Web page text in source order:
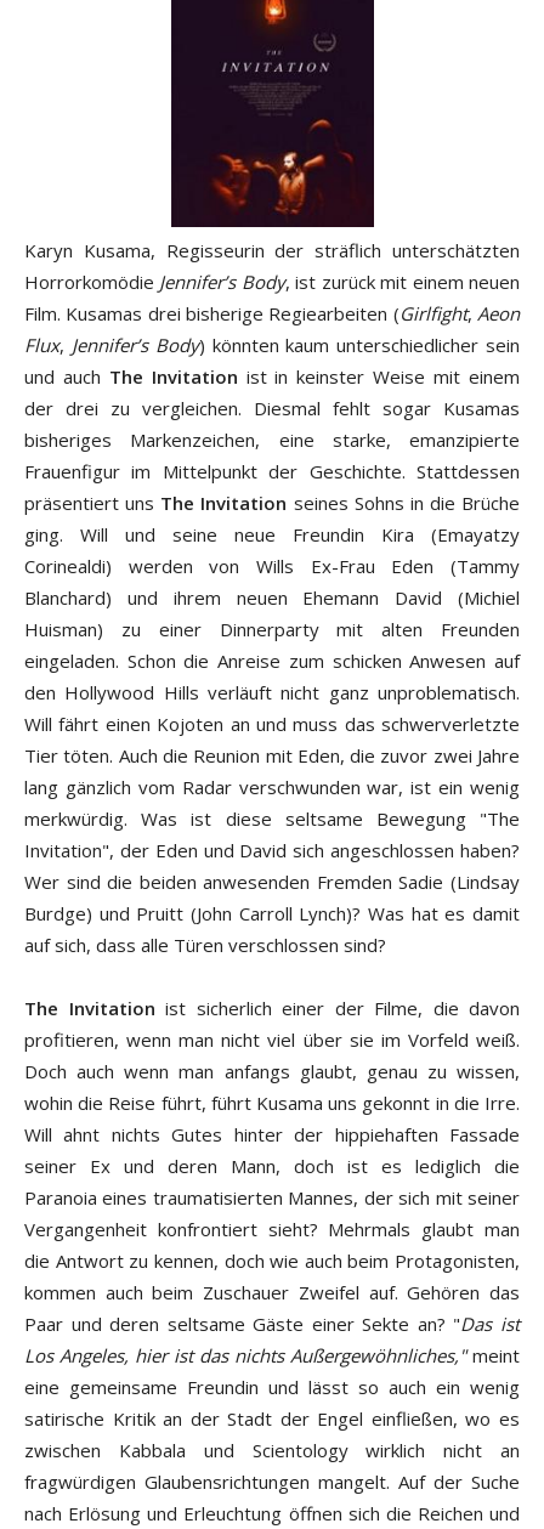
Karyn Kusama, Regisseurin der sträflich unterschätzten
Horrorkomödie Jennifer’s Body, ist zurück mit einem neuen
Film. Kusamas drei bisherige Regiearbeiten (Girlfight, Aeon
Flux, Jennifer’s Body) könnten kaum unterschiedlicher sein
und auch The Invitation ist in keinster Weise mit einem
der drei zu vergleichen. Diesmal fehlt sogar Kusamas
bisheriges Markenzeichen, eine starke, emanzipierte
Frauenfigur im Mittelpunkt der Geschichte. Stattdessen
präsentiert uns The Invitation seines Sohns in die Brüche
ging. Will und seine neue Freundin Kira (Emayatzy
Corinealdi) werden von Wills Ex-Frau Eden (Tammy
Blanchard) und ihrem neuen Ehemann David (Michiel
Huisman) zu einer Dinnerparty mit alten Freunden
eingeladen. Schon die Anreise zum schicken Anwesen auf
den Hollywood Hills verläuft nicht ganz unproblematisch.
Will fährt einen Kojoten an und muss das schwerverletzte
Tier töten. Auch die Reunion mit Eden, die zuvor zwei Jahre
lang gänzlich vom Radar verschwunden war, ist ein wenig
merkwürdig. Was ist diese seltsame Bewegung "The
Invitation", der Eden und David sich angeschlossen haben?
Wer sind die beiden anwesenden Fremden Sadie (Lindsay
Burdge) und Pruitt (John Carroll Lynch)? Was hat es damit
auf sich, dass alle Türen verschlossen sind?
The Invitation ist sicherlich einer der Filme, die davon
profitieren, wenn man nicht viel über sie im Vorfeld weiß.
Doch auch wenn man anfangs glaubt, genau zu wissen,
wohin die Reise führt, führt Kusama uns gekonnt in die Irre.
Will ahnt nichts Gutes hinter der hippiehaften Fassade
seiner Ex und deren Mann, doch ist es lediglich die
Paranoia eines traumatisierten Mannes, der sich mit seiner
Vergangenheit konfrontiert sieht? Mehrmals glaubt man
die Antwort zu kennen, doch wie auch beim Protagonisten,
kommen auch beim Zuschauer Zweifel auf. Gehören das
Paar und deren seltsame Gäste einer Sekte an? "Das ist
Los Angeles, hier ist das nichts Außergewöhnliches,"meint
eine gemeinsame Freundin und lässt so auch ein wenig
satirische Kritik an der Stadt der Engel einfließen, wo es
zwischen Kabbala und Scientology wirklich nicht an
fragwürdigen Glaubensrichtungen mangelt. Auf der Suche
nach Erlösung und Erleuchtung öffnen sich die Reichen und